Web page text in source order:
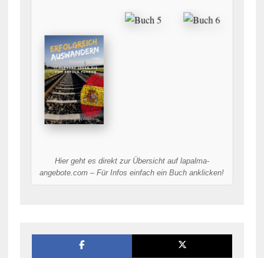
Hier geht es direkt zur Übersicht auf lapalma-
angebote.com – Für Infos einfach ein Buch anklicken!